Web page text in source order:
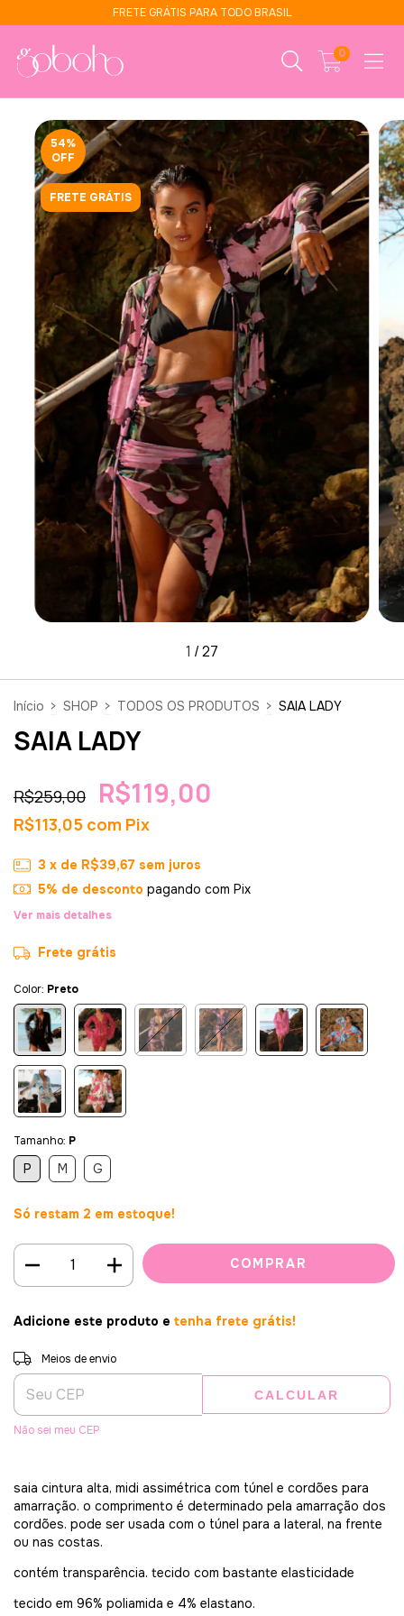
FRETE GRÁTIS PARA TODO BRASIL
0
54%
OFF
FRETE GRÁTIS
1 /27
Início > SHOP > TODOS OS PRODUTOS > SAIA LADY
SAIA LADY
R$259,00 R$119,00
R$113,05 com Pix
3 x de R$39,67 sem juros
5% de desconto pagando com Pix
Ver mais detalhes
Frete grátis
Color: Preto
Tamanho: P
P M G
Só restam 2 em estoque!
Adicione este produto e tenha frete grátis!
Entregas para o CEP:
Meios de envio
CALCULAR
Não sei meu CEP
saia cintura alta, midi assimétrica com túnel e cordões para
amarração. o comprimento é determinado pela amarração dos
cordões. pode ser usada com o túnel para a lateral, na frente
ou nas costas.
contém transparência. tecido com bastante elasticidade
tecido em 96% poliamida e 4% elastano.